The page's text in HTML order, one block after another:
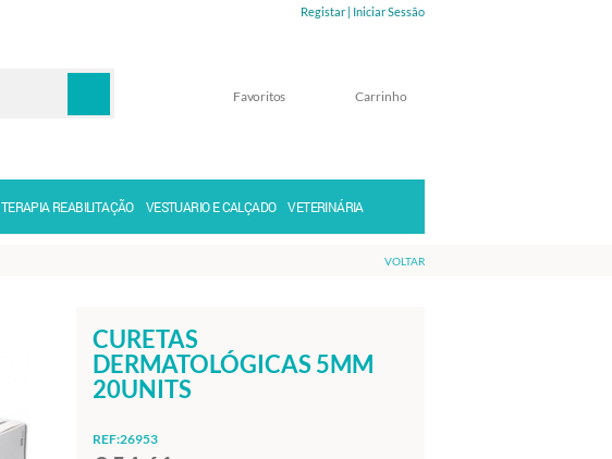
Registar | Iniciar Sessão
Carrinho
Favoritos
TERAPIA REABILITAÇÃO VESTUARIO E CALÇADO VETERINÁRIA
VOLTAR
CURETAS
DERMATOLÓGICAS 5MM
20UNITS
REF:26953